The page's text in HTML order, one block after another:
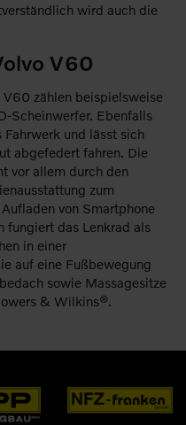
wird auch die
V60
V60 zählen beispielsweise
Scheinwerfer. Ebenfalls
und lässt sich
abgefedert fahren. Die
vor allem durch den
zum
von Smartphone
fungiert das Lenkrad als
in einer
auf eine Fußbewegung
sowie Massagesitze
& Wilkins®.